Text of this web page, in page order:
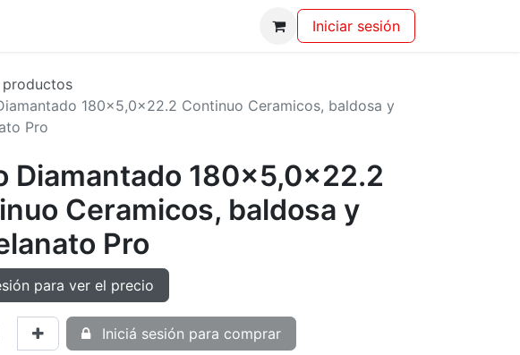
Iniciar sesión
180x5,0x22.2 Continuo Ceramicos, baldosa y
Pro
Diamantado 180x5,0x22.2
Ceramicos, baldosa y
Pro
para ver el precio
Iniciá sesión para comprar